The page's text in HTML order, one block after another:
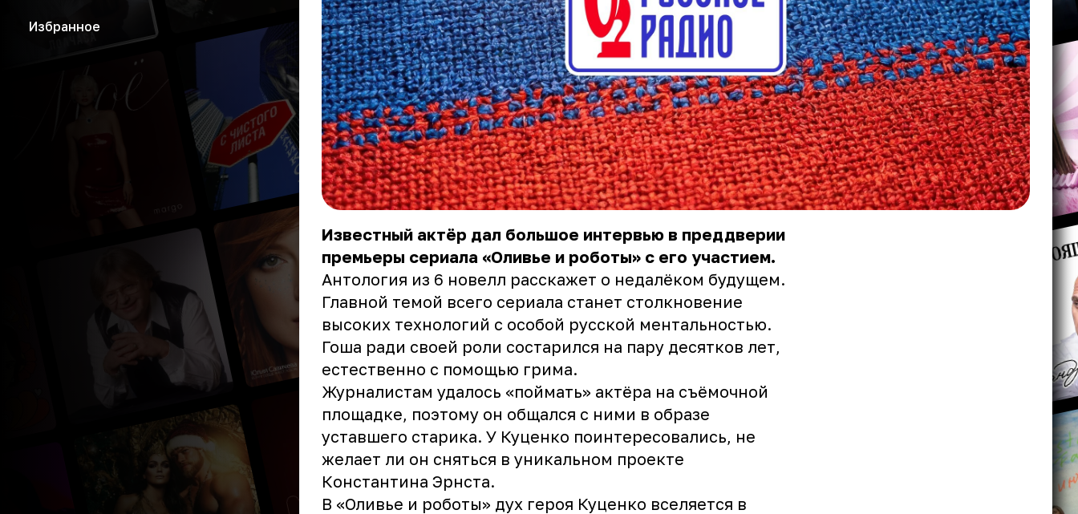
Избранное
Известный актёр дал большое интервью в преддверии
премьеры сериала «Оливье и роботы» с его участием.
Антология из 6 новелл расскажет о недалёком будущем.
Главной темой всего сериала станет столкновение
высоких технологий с особой русской ментальностью.
Гоша ради своей роли состарился на пару десятков лет,
естественно с помощью грима.
Журналистам удалось «поймать» актёра на съёмочной
площадке, поэтому он общался с ними в образе
уставшего старика. У Куценко поинтересовались, не
желает ли он сняться в уникальном проекте
Константина Эрнста.
В «Оливье и роботы» дух героя Куценко вселяется в